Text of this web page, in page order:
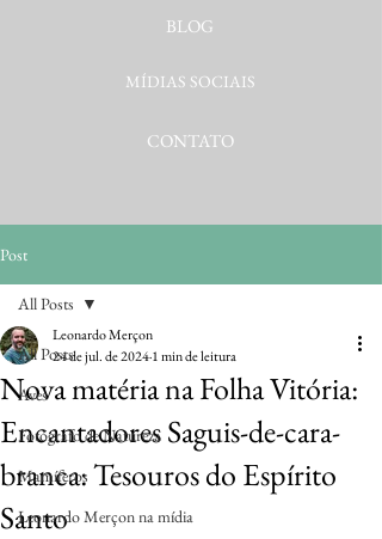
BLOG
MÍDIAS SOCIAIS
CONTATO
Post
All Posts
Aves
Fotógrafo de Natureza
Mamíferos
Leonardo Merçon na mídia
All Posts
Nova matéria na Folha Vitória:
Encantadores Saguis-de-cara-
branca: Tesouros do Espírito
Santo
Leonardo Merçon
24 de jul. de 20241 min de leitura